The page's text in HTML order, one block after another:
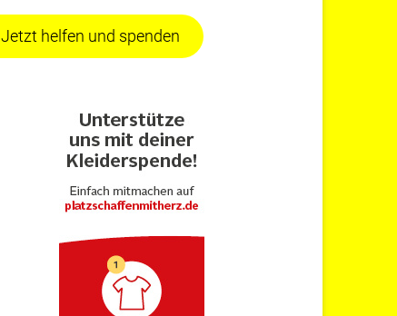
Jetzt helfen und spenden